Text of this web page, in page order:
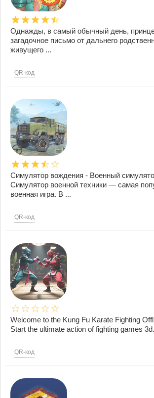
Однажды, в самый обычный день,
загадочное письмо от дальнего
живущего ...
QR-код
Симулятор вождения - Военный
Симулятор военной техники — самая
военная игра. В ...
QR-код
Welcome to the Kung Fu Karate Fighting
Start the ultimate action of fighting games
QR-код